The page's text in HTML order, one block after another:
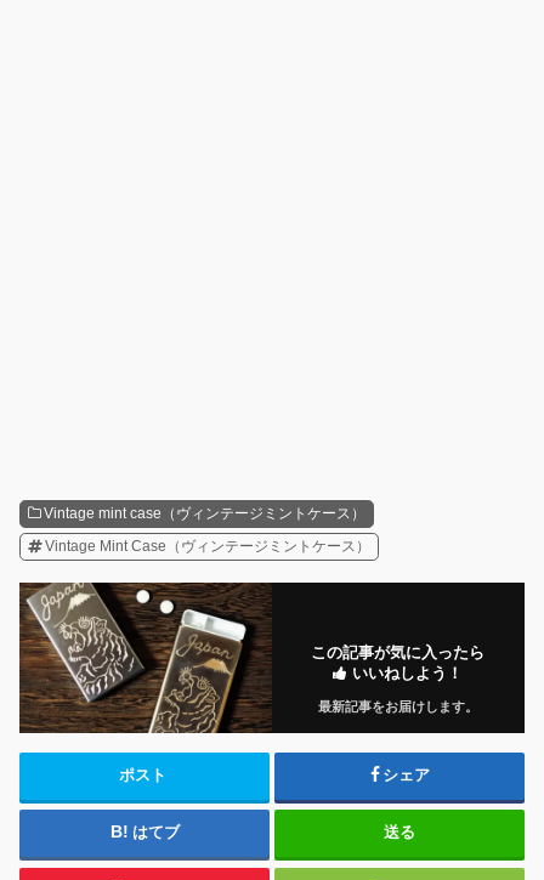
Vintage mint case（ヴィンテージミントケース）
Vintage Mint Case（ヴィンテージミントケース）
この記事が気に入ったら
いいねしよう！
最新記事をお届けします。
ポスト シェア
はてブ 送る